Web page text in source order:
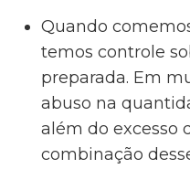
Quando
temos controle
preparada. Em
abuso na
além do excesso
combinação